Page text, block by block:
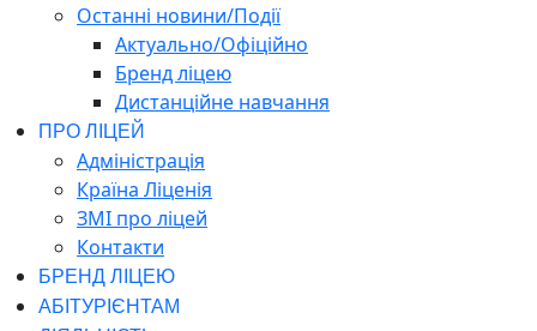
Останні новини/Події
Актуально/Офіційно
Бренд ліцею
Дистанційне навчання
ПРО ЛІЦЕЙ
Адміністрація
Країна Ліценія
ЗМІ про ліцей
Контакти
БРЕНД ЛІЦЕЮ
АБІТУРІЄНТАМ